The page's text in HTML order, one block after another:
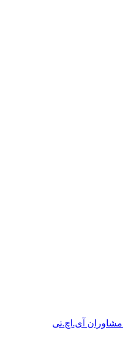
آی.اچ.تی